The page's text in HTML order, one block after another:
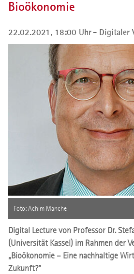
Bioökonomie
22.02.2021, 18:00 Uhr Digitaler
Foto: Achim Manche
Digital Lecture von Professor Dr.
(Universität Kassel) im Rahmen der
„Bioökonomie – Eine nachhaltige
Zukunft?”